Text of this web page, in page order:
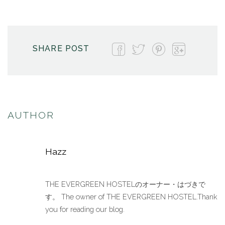
SHARE POST
AUTHOR
Hazz
THE EVERGREEN HOSTELのオーナー・はづきで
す。 The owner of THE EVERGREEN HOSTEL.Thank
you for reading our blog.